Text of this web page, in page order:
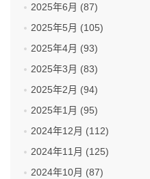
2025年6月 (87)
2025年5月 (105)
2025年4月 (93)
2025年3月 (83)
2025年2月 (94)
2025年1月 (95)
2024年12月 (112)
2024年11月 (125)
2024年10月 (87)